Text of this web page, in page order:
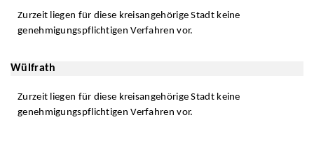
Zurzeit liegen für diese kreisangehörige Stadt keine
genehmigungspflichtigen Verfahren vor.
Wülfrath
Zurzeit liegen für diese kreisangehörige Stadt keine
genehmigungspflichtigen Verfahren vor.